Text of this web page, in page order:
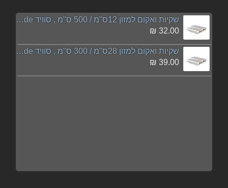
שקיות ואקום למזון 12ס"מ / 500 ס"מ , סוויד sousvide
32.00 ₪
שקיות ואקום למזון 28ס"מ / 300 ס"מ , סוויד sousvide
39.00 ₪